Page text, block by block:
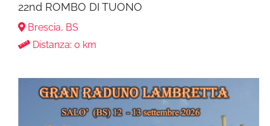
22nd ROMBO DI TUONO
Brescia, BS
Distanza: 0 km